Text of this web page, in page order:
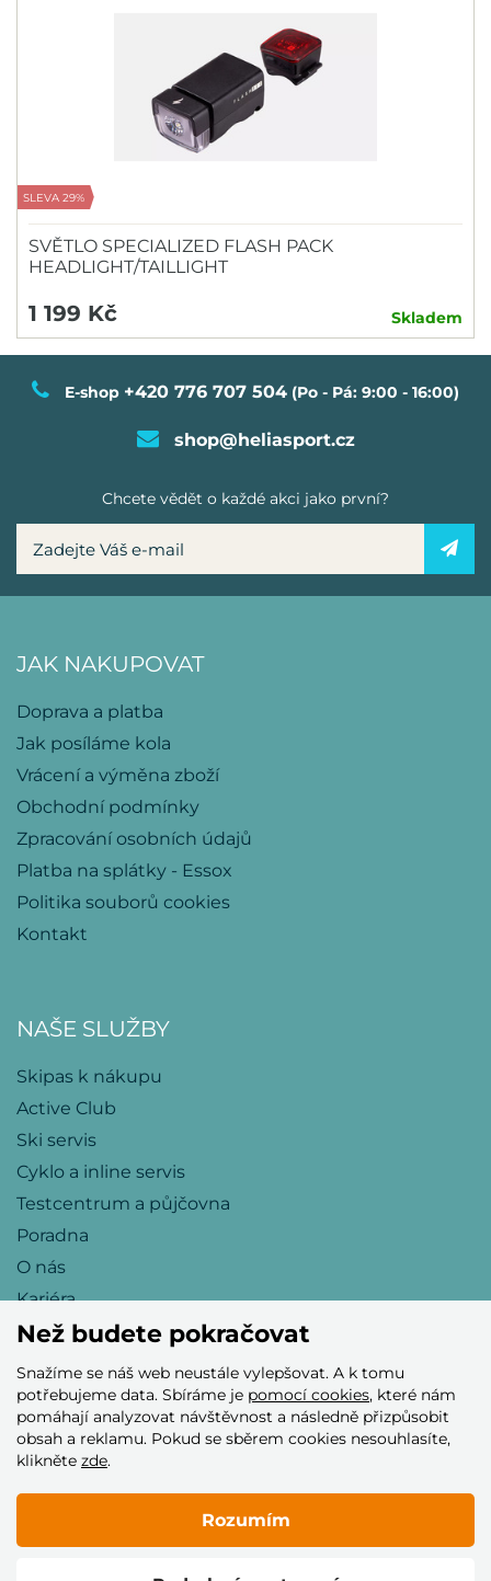
SLEVA 29%
SVĚTLO SPECIALIZED FLASH PACK
HEADLIGHT/TAILLIGHT
1 199 Kč Skladem
E-shop +420 776 707 504 (Po - Pá: 9:00 - 16:00)
shop@heliasport.cz
Chcete vědět o každé akci jako první?
JAK NAKUPOVAT
Doprava a platba
Jak posíláme kola
Vrácení a výměna zboží
Obchodní podmínky
Zpracování osobních údajů
Platba na splátky - Essox
Politika souborů cookies
Kontakt
NAŠE SLUŽBY
Skipas k nákupu
Active Club
Ski servis
Cyklo a inline servis
Testcentrum a půjčovna
Poradna
O nás
Kariéra
Přijímáme tyto platební karty
© 2005–2026 Helia Trade s.r.o.
Než budete pokračovat
Snažíme se náš web neustále vylepšovat. A k tomu
potřebujeme data. Sbíráme je pomocí cookies, které nám
pomáhají analyzovat návštěvnost a následně přizpůsobit
obsah a reklamu. Pokud se sběrem cookies nesouhlasíte,
klikněte zde.
Rozumím